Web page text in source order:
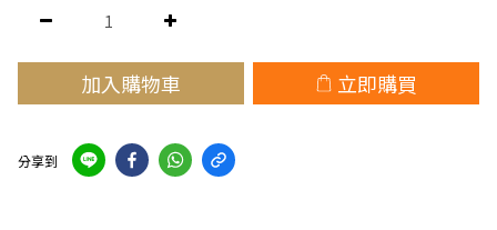
加入購物車 立即購買
分享到